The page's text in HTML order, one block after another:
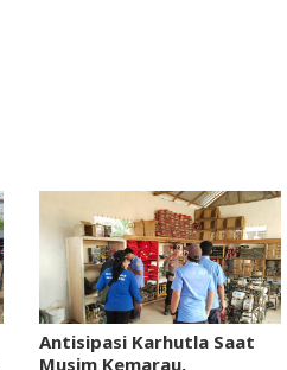
Antisipasi Karhutla Saat
Musim Kemarau,